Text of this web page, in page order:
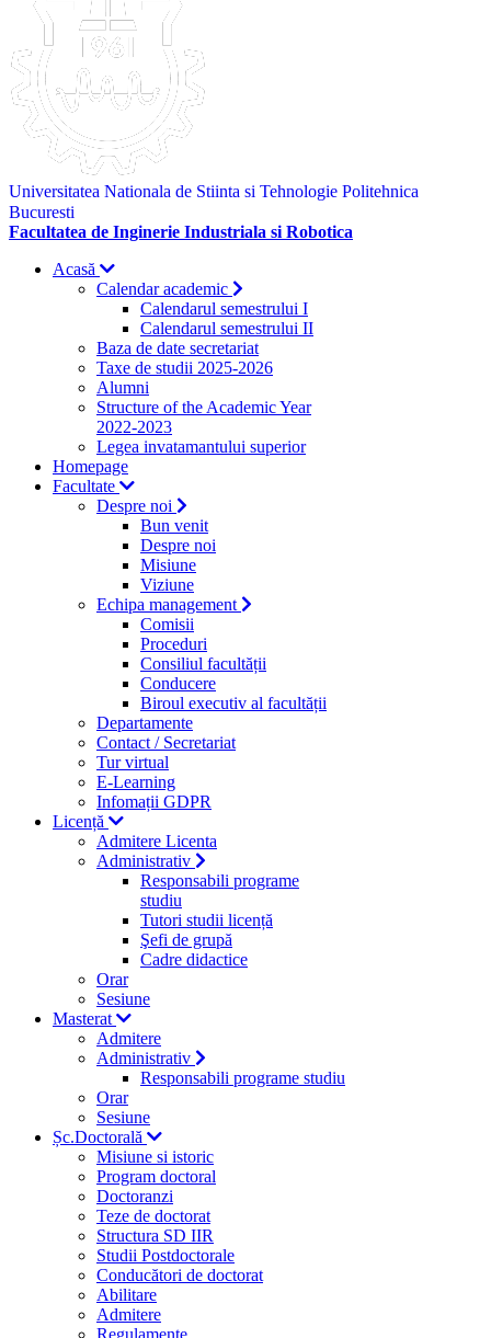
Universitatea Nationala de Stiinta si Tehnologie Politehnica
Bucuresti
Facultatea de Inginerie Industriala si Robotica
Acasă
Calendar academic
Calendarul semestrului I
Calendarul semestrului II
Baza de date secretariat
Taxe de studii 2025-2026
Alumni
Structure of the Academic Year
2022-2023
Legea invatamantului superior
Homepage
Facultate
Despre noi
Bun venit
Despre noi
Misiune
Viziune
Echipa management
Comisii
Proceduri
Consiliul facultății
Conducere
Biroul executiv al facultății
Departamente
Contact / Secretariat
Tur virtual
E-Learning
Infomații GDPR
Licență
Admitere Licenta
Administrativ
Responsabili programe
studiu
Tutori studii licență
Şefi de grupă
Cadre didactice
Orar
Sesiune
Masterat
Admitere
Administrativ
Responsabili programe studiu
Orar
Sesiune
Șc.Doctorală
Misiune si istoric
Program doctoral
Doctoranzi
Teze de doctorat
Structura SD IIR
Studii Postdoctorale
Conducători de doctorat
Abilitare
Admitere
Regulamente